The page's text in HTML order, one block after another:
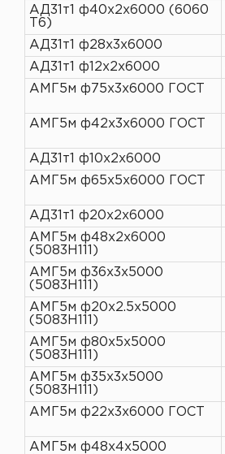
АД31т1 ф40х2х6000 (6060
Т6)
АД31т1 ф28х3х6000
АД31т1 ф12х2х6000
АМГ5м ф75х3х6000 ГОСТ
АМГ5м ф42х3х6000 ГОСТ
АД31т1 ф10х2х6000
АМГ5м ф65х5х6000 ГОСТ
АД31т1 ф20х2х6000
АМГ5м ф48х2х6000
(5083H111)
АМГ5м ф36х3х5000
(5083H111)
АМГ5м ф20х2.5х5000
(5083H111)
АМГ5м ф80х5х5000
(5083H111)
АМГ5м ф35х3х5000
(5083H111)
АМГ5м ф22х3х6000 ГОСТ
АМГ5м ф48х4х5000